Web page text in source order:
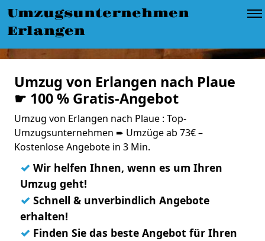
Umzugsunternehmen
Erlangen
Umzug von Erlangen nach Plaue
☛ 100 % Gratis-Angebot
Umzug von Erlangen nach Plaue : Top-
Umzugsunternehmen ➨ Umzüge ab 73€ –
Kostenlose Angebote in 3 Min.
✓ Wir helfen Ihnen, wenn es um Ihren
Umzug geht!
✓ Schnell & unverbindlich Angebote
erhalten!
✓ Finden Sie das beste Angebot für Ihren